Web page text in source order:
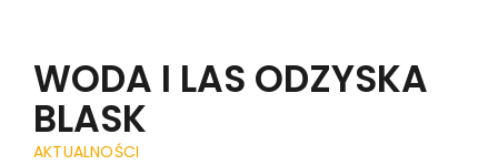
Realizacje
WODA I LAS ODZYSKA
BLASK
AKTUALNOŚCI